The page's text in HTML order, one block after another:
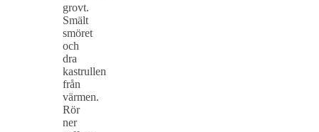
grovt.
Smält
smöret
och
dra
kastrullen
från
värmen.
Rör
ner